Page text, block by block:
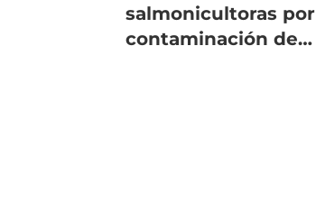
salmonicultoras por
contaminación de